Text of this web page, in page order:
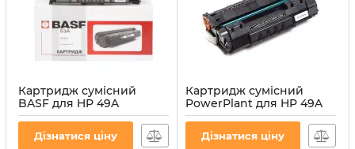
Картридж сумісний
BASF для HP 49A
(Q5949A), HP 53A
(Q7553A) / Canon 708,
Canon 715
Дізнатися ціну
Картридж сумісний
PowerPlant для HP 49A
(Q5949A), HP 53A
(Q7553A) / Canon 708,
Canon 715
Дізнатися ціну